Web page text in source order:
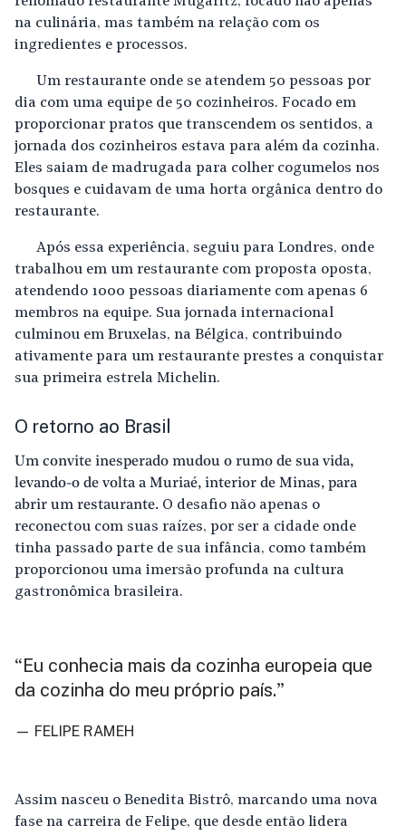
na culinária, mas também na relação com os
ingredientes e processos.
Um restaurante onde se atendem 50 pessoas por
dia com uma equipe de 50 cozinheiros. Focado em
proporcionar pratos que transcendem os sentidos, a
jornada dos cozinheiros estava para além da cozinha.
Eles saiam de madrugada para colher cogumelos nos
bosques e cuidavam de uma horta orgânica dentro do
restaurante.
Após essa experiência, seguiu para Londres, onde
trabalhou em um restaurante com proposta oposta,
atendendo 1000 pessoas diariamente com apenas 6
membros na equipe. Sua jornada internacional
culminou em Bruxelas, na Bélgica, contribuindo
ativamente para um restaurante prestes a conquistar
sua primeira estrela Michelin.
O retorno ao Brasil
Um convite inesperado mudou o rumo de sua vida,
levando-o de volta a Muriaé, interior de Minas, para
abrir um restaurante. O desafio não apenas o
reconectou com suas raízes, por ser a cidade onde
tinha passado parte de sua infância, como também
proporcionou uma imersão profunda na cultura
gastronômica brasileira.
“Eu conhecia mais da cozinha europeia que
da cozinha do meu próprio país.”
— FELIPE RAMEH
Assim nasceu o Benedita Bistrô, marcando uma nova
fase na carreira de Felipe, que desde então lidera